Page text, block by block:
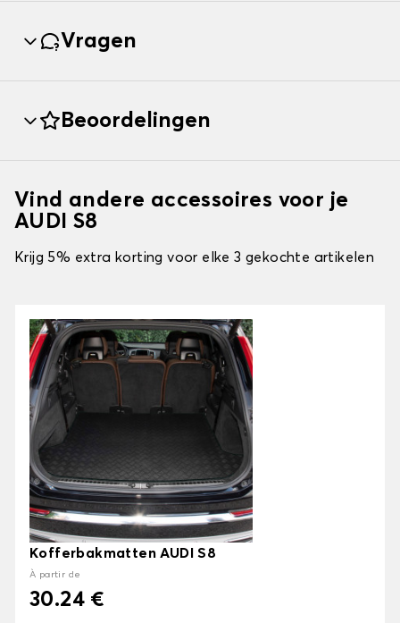
Vragen
Beoordelingen
Vind andere accessoires voor je
AUDI S8
Krijg 5% extra korting voor elke 3 gekochte artikelen
Kofferbakmatten AUDI S8
À partir de
30.24 €